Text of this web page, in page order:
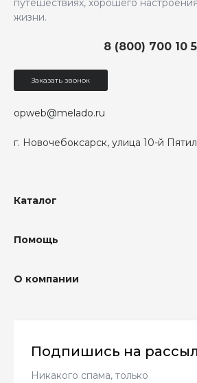
путешествиях, хорошего
жизни.
г. Новочебоксарск, улица 10-й
8 (800) 700 10
opweb@melado.ru
Заказать звонок
Каталог
Помощь
О компании
Подпишись на
Никакого спама, только